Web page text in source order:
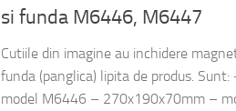
si funda M6446, M6447
Cutiile din imagine au inchidere
funda (panglica) lipita de produs. Sunt:
model M6446 – 270x190x70mm –